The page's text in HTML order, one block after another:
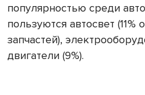
популярностью среди
пользуются автосвет
запчастей),
двигатели (9%).